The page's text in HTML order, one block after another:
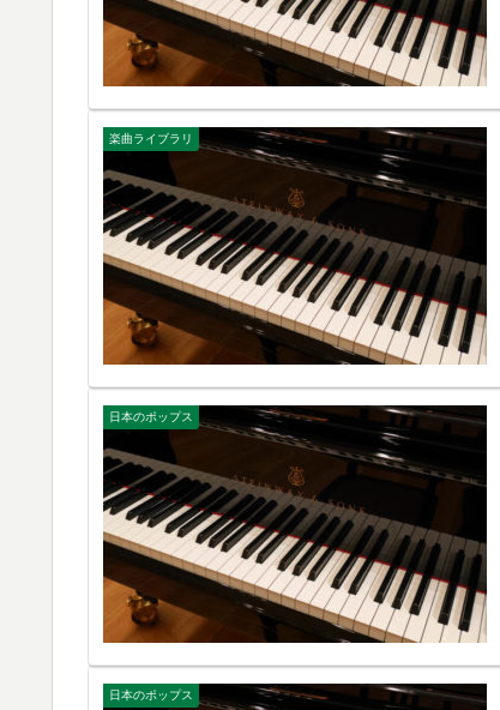
楽曲ライブラリ
日本のポップス
日本のポップス